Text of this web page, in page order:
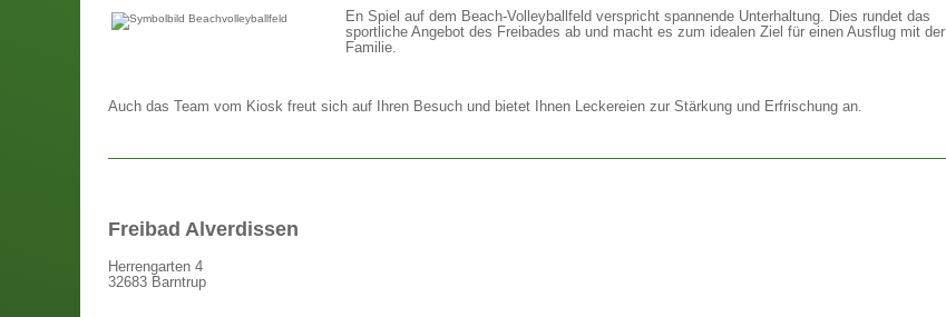
En Spiel auf dem Beach-Volleyballfeld verspricht spannende Unterhaltung. Dies rundet das
sportliche Angebot des Freibades ab und macht es zum idealen Ziel für einen Ausflug mit der
Familie.
Auch das Team vom Kiosk freut sich auf Ihren Besuch und bietet Ihnen Leckereien zur Stärkung und Erfrischung an.
Freibad Alverdissen
Herrengarten 4
32683 Barntrup